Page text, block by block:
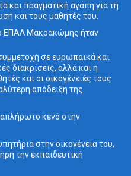
και πραγματική αγάπη για τη
και τους μαθητές του.
ΕΠΑΛ Μακρακώμης ήταν
σε ευρωπαϊκά και
διακρίσεις, αλλά και η
και οι οικογένειές τους
απόδειξη της
κενό στην
στην οικογένειά του,
την εκπαιδευτική